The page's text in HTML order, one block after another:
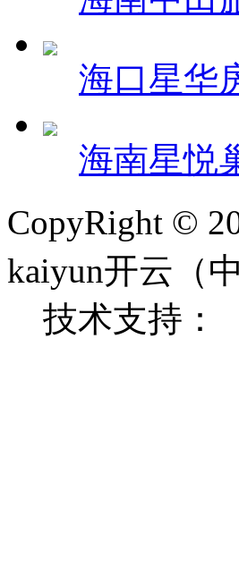
海口星华
海南星悦
CopyRight ©
kaiyun开云（
技术支持：